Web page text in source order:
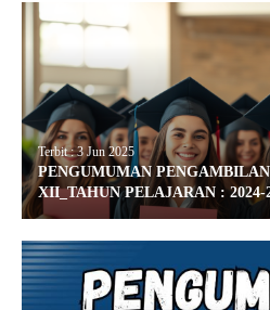
Terbit : 3 Jun 2025
PENGUMUMAN
XII_TAHUN PELAJARAN : 2024-